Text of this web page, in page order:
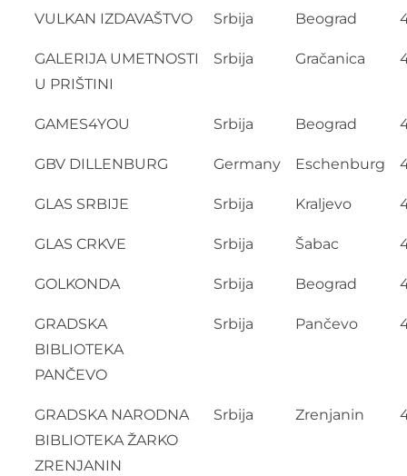
VULKAN IZDAVAŠTVO Srbija Beograd
GALERIJA UMETNOSTI
U PRIŠTINI
Srbija Gračanica
GAMES4YOU Srbija Beograd
GBV DILLENBURG Germany Eschenburg
GLAS SRBIJE Srbija Kraljevo
GLAS CRKVE Srbija Šabac
GOLKONDA Srbija Beograd
GRADSKA
BIBLIOTEKA
PANČEVO
Srbija Pančevo
GRADSKA NARODNA
BIBLIOTEKA ŽARKO
ZRENJANIN
Srbija Zrenjanin